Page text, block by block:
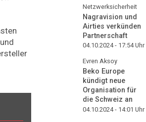
Netzwerksicherheit
Nagravision und
Airties verkünden
Partnerschaft
04.10.2024 - 17:54Uhr
Evren Aksoy
Beko Europe
kündigt neue
Organisation für
die Schweiz an
04.10.2024 - 14:01 Uhr